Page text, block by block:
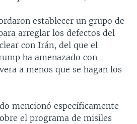
establecer un grupo de
arreglar los defectos del
con Irán, del que el
ha amenazado con
a menos que se hagan los
mencionó específicamente
el programa de misiles